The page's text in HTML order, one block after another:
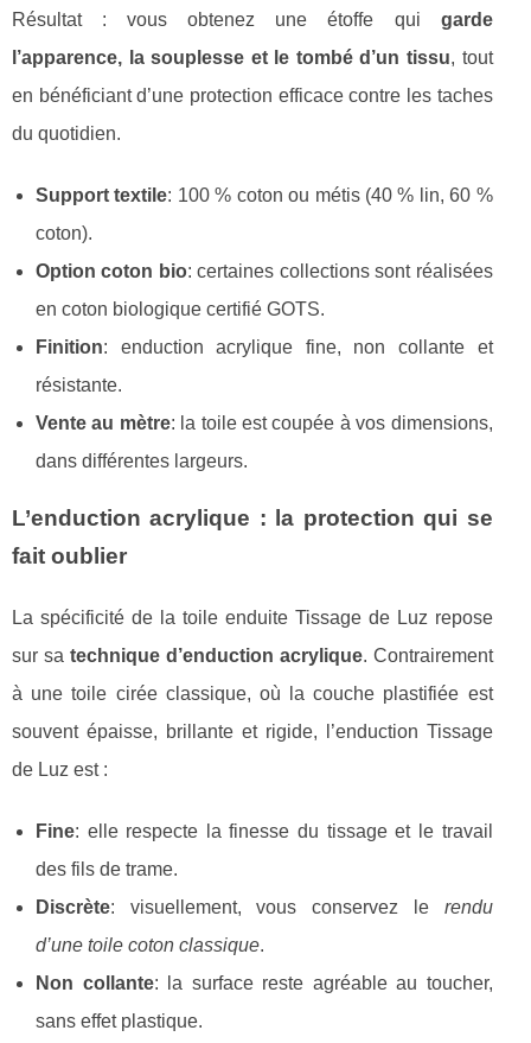
Résultat : vous obtenez une étoffe qui garde
l’apparence, la souplesse et le tombé d’un tissu, tout
en bénéficiant d’une protection efficace contre les taches
du quotidien.
Support textile: 100 % coton ou métis (40 % lin, 60 %
coton).
Option coton bio: certaines collections sont réalisées
en coton biologique certifié GOTS.
Finition: enduction acrylique fine, non collante et
résistante.
Vente au mètre: la toile est coupée à vos dimensions,
dans différentes largeurs.
L’enduction acrylique : la protection qui se
fait oublier
La spécificité de la toile enduite Tissage de Luz repose
sur sa technique d’enduction acrylique. Contrairement
à une toile cirée classique, où la couche plastifiée est
souvent épaisse, brillante et rigide, l’enduction Tissage
de Luz est :
Fine: elle respecte la finesse du tissage et le travail
des fils de trame.
Discrète: visuellement, vous conservez le rendu
d’une toile coton classique.
Non collante: la surface reste agréable au toucher,
sans effet plastique.